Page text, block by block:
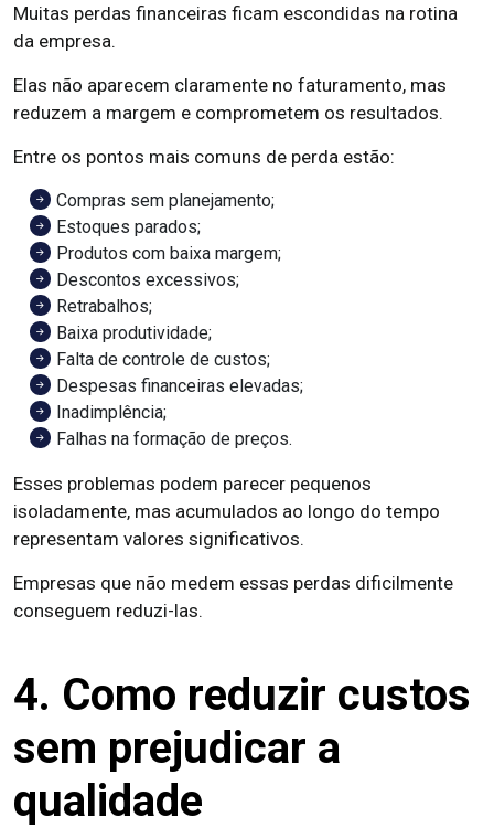
Muitas perdas financeiras ficam escondidas na rotina
da empresa.
Elas não aparecem claramente no faturamento, mas
reduzem a margem e comprometem os resultados.
Entre os pontos mais comuns de perda estão:
Compras sem planejamento;
Estoques parados;
Produtos com baixa margem;
Descontos excessivos;
Retrabalhos;
Baixa produtividade;
Falta de controle de custos;
Despesas financeiras elevadas;
Inadimplência;
Falhas na formação de preços.
Esses problemas podem parecer pequenos
isoladamente, mas acumulados ao longo do tempo
representam valores significativos.
Empresas que não medem essas perdas dificilmente
conseguem reduzi-las.
4. Como reduzir custos
sem prejudicar a
qualidade